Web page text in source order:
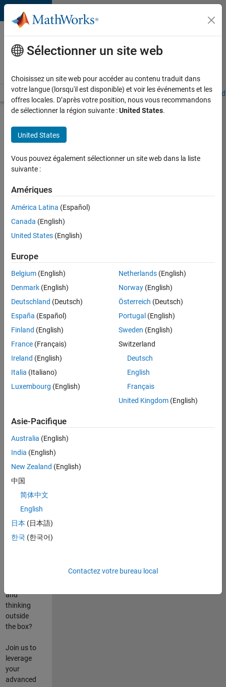
Passer au contenu
Votre
carrière
chez
Accueil Explorer nos opportunités Adresses de nos bureaux
d’autres
offres
Senior
Software
Quality
Engineer
maintenant
Poste:
36935-
Ingénierie
de
la
FR-
Résumé
du
poste
Are you
about
state-of-
the-art
Do you
and
thinking
outside
the box?
Join us to
leverage
your
advanced
Sélectionner un site web
Choisissez un site web pour accéder au contenu traduit dans
votre langue (lorsqu'il est disponible) et voir les événements et les
offres locales. D’après votre position, nous vous recommandons
de sélectionner la région suivante :United States.
United States
Vous pouvez également sélectionner un site web dans la liste
suivante :
Amériques
América Latina (Español)
Canada (English)
United States (English)
Europe
Belgium (English)
Denmark (English)
Deutschland (Deutsch)
España (Español)
Finland (English)
France (Français)
Ireland (English)
Italia (Italiano)
Luxembourg (English)
Netherlands(English)
Norway(English)
Österreich (Deutsch)
Portugal (English)
Sweden (English)
Switzerland
Deutsch
English
Français
United Kingdom(English)
Asie-Pacifique
Australia (English)
India (English)
New Zealand (English)
中国
简体中文
English
日本 (日本語)
한국 (한국어)
Contactez votre bureau local